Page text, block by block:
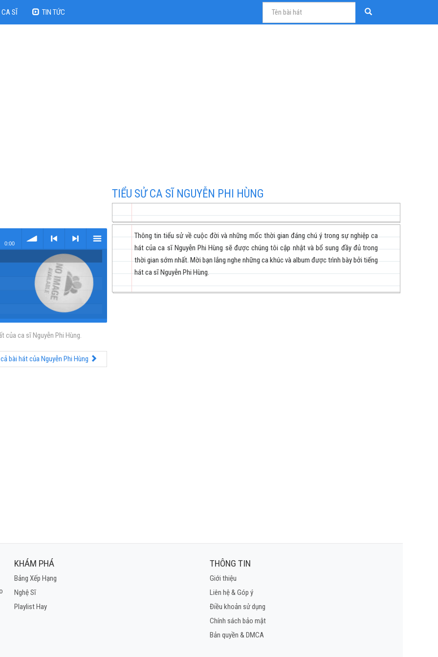
CA SĨ TIN TỨC
0:00
volume<
previous
> nextmenu
của ca sĩ Nguyễn Phi Hùng.
bài hát của Nguyễn Phi Hùng
TIỂU SỬ CA SĨ NGUYỄN PHI HÙNG
Thông tin tiểu sử về cuộc đời và những mốc thời gian đáng chú ý trong sự nghiệp ca
hát của ca sĩ Nguyễn Phi Hùng sẽ được chúng tôi cập nhật và bổ sung đầy đủ trong
thời gian sớm nhất. Mời bạn lắng nghe những ca khúc và album được trình bày bởi tiếng
hát ca sĩ Nguyễn Phi Hùng.
KHÁM PHÁ
Bảng Xếp Hạng
Nghệ Sĩ
Playlist Hay
THÔNG TIN
Giới thiệu
Liên hệ & Góp ý
Điều khoản sử dụng
Chính sách bảo mật
Bản quyền & DMCA